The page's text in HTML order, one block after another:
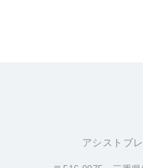
アシストブ